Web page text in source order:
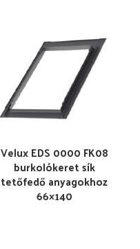
Velux EDS 0000 FK08
burkolókeret sík
tetőfedő anyagokhoz
66×140